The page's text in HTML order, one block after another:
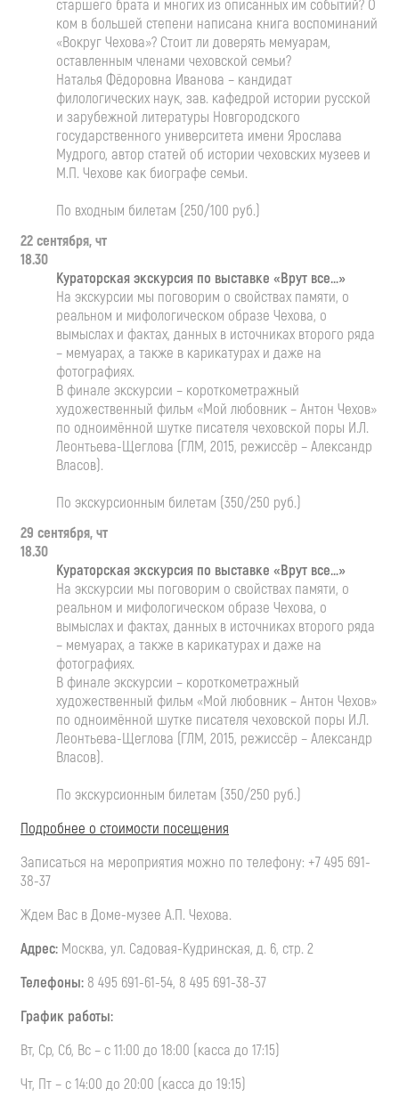
старшего брата и многих из описанных им событий? О
ком в большей степени написана книга воспоминаний
«Вокруг Чехова»? Стоит ли доверять мемуарам,
оставленным членами чеховской семьи?
Наталья Фёдоровна Иванова – кандидат
филологических наук, зав. кафедрой истории русской
и зарубежной литературы Новгородского
государственного университета имени Ярослава
Мудрого, автор статей об истории чеховских музеев и
М.П. Чехове как биографе семьи.
По входным билетам (250/100 руб.)
22 сентября, чт
18.30
Кураторская экскурсия по выставке «Врут все…»
На экскурсии мы поговорим о свойствах памяти, о
реальном и мифологическом образе Чехова, о
вымыслах и фактах, данных в источниках второго ряда
– мемуарах, а также в карикатурах и даже на
фотографиях.
В финале экскурсии – короткометражный
художественный фильм «Мой любовник – Антон Чехов»
по одноимённой шутке писателя чеховской поры И.Л.
Леонтьева-Щеглова (ГЛМ, 2015, режиссёр – Александр
Власов).
По экскурсионным билетам (350/250 руб.)
29 сентября, чт
18.30
Кураторская экскурсия по выставке «Врут все…»
На экскурсии мы поговорим о свойствах памяти, о
реальном и мифологическом образе Чехова, о
вымыслах и фактах, данных в источниках второго ряда
– мемуарах, а также в карикатурах и даже на
фотографиях.
В финале экскурсии – короткометражный
художественный фильм «Мой любовник – Антон Чехов»
по одноимённой шутке писателя чеховской поры И.Л.
Леонтьева-Щеглова (ГЛМ, 2015, режиссёр – Александр
Власов).
По экскурсионным билетам (350/250 руб.)
Подробнее о стоимости посещения
Записаться на мероприятия можно по телефону: +7 495 691-
38-37
Ждем Вас в Доме-музее А.П. Чехова.
Адрес: Москва, ул. Садовая-Кудринская, д. 6, стр. 2
Телефоны: 8 495 691-61-54, 8 495 691-38-37
График работы:
Вт, Ср, Сб, Вс – с 11:00 до 18:00 (касса до 17:15)
Чт, Пт – с 14:00 до 20:00 (касса до 19:15)